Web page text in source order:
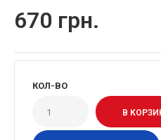
670 грн.
КОЛ-ВО